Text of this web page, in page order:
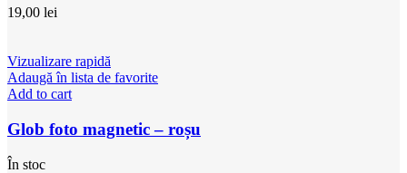
19,00 lei
Vizualizare rapidă
Adaugă în lista de favorite
Add to cart
Glob foto magnetic – roșu
În stoc